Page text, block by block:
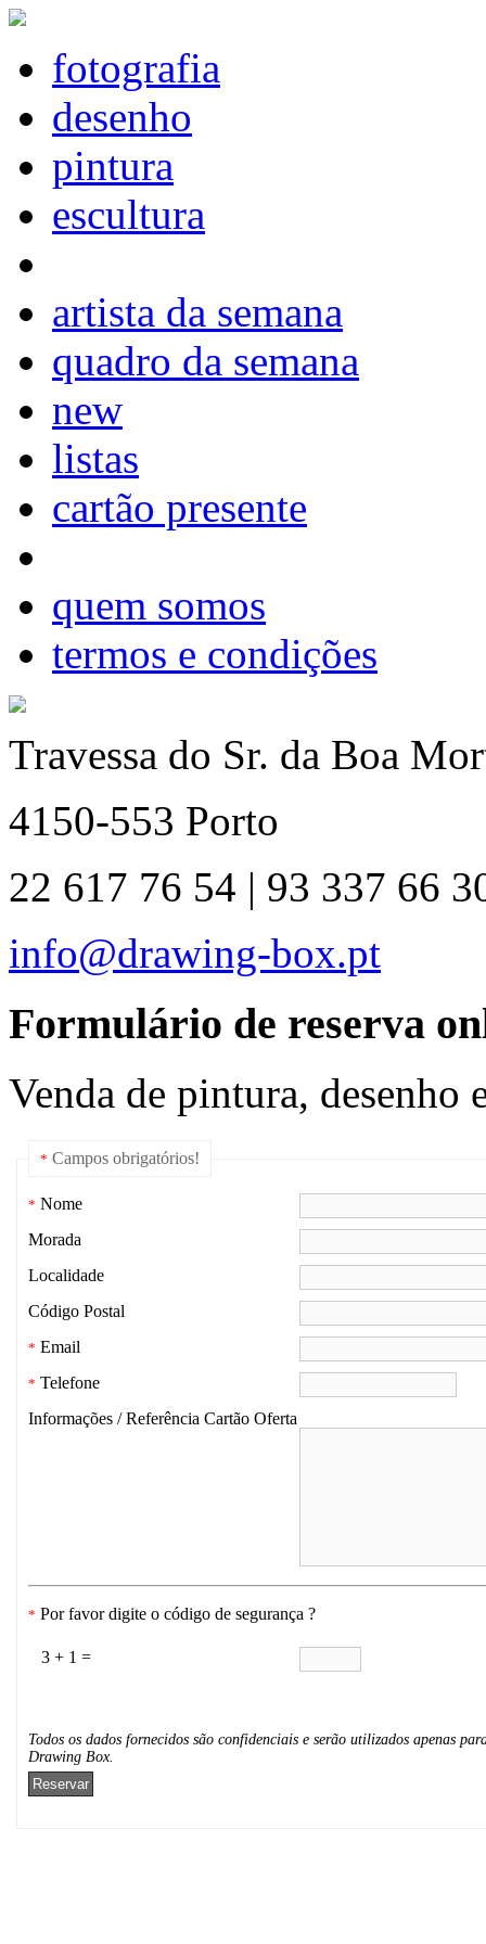
fotografia
desenho
pintura
escultura
artista da semana
quadro da semana
new
listas
cartão presente
quem somos
termos e condições
Travessa do Sr. da Boa
4150-553 Porto
22 617 76 54 | 93 337 66
info@drawing-box.pt
Formulário de reserva
Venda de pintura,
* Campos obrigatórios!
* Nome
Morada
Localidade
Código Postal
* Email
* Telefone
Informações / Referência Cartão Oferta
* Por favor digite o código de segurança ?
3 + 1 =
Todos os dados fornecidos são confidenciais e serão utilizados apenas
Drawing Box.